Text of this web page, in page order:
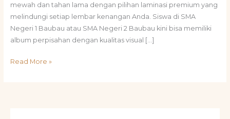
mewah dan tahan lama dengan pilihan laminasi premium yang
melindungi setiap lembar kenangan Anda. Siswa di SMA
Negeri 1 Baubau atau SMA Negeri 2 Baubau kini bisa memiliki
album perpisahan dengan kualitas visual […]
Read More »